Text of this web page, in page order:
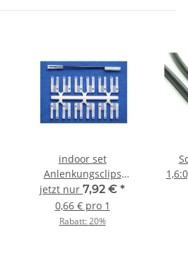
indoor set
Anlenkungsclips
schwarz (12 Stück)
jetzt nur 7,92 € *
0,66 € pro 1
Rabatt:20%